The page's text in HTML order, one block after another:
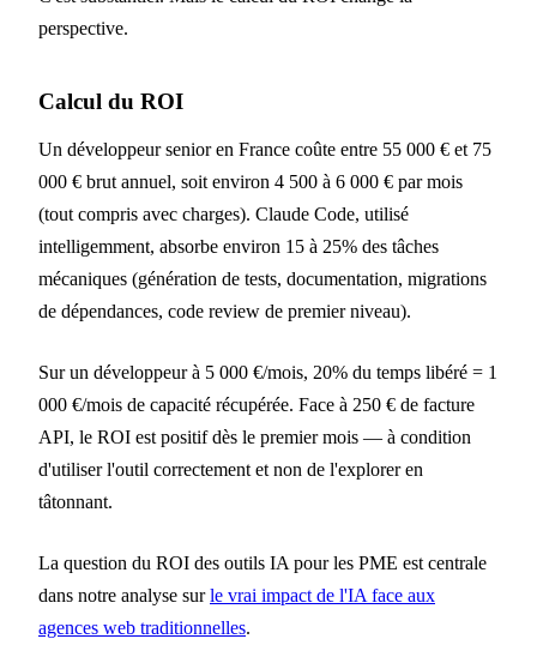
perspective.
Calcul du ROI
Un développeur senior en France coûte entre 55 000 € et 75
000 € brut annuel, soit environ 4 500 à 6 000 € par mois
(tout compris avec charges). Claude Code, utilisé
intelligemment, absorbe environ 15 à 25% des tâches
mécaniques (génération de tests, documentation, migrations
de dépendances, code review de premier niveau).
Sur un développeur à 5 000 €/mois, 20% du temps libéré = 1
000 €/mois de capacité récupérée. Face à 250 € de facture
API, le ROI est positif dès le premier mois — à condition
d'utiliser l'outil correctement et non de l'explorer en
tâtonnant.
La question du ROI des outils IA pour les PME est centrale
dans notre analyse surle vrai impact de l'IA face aux
agences web traditionnelles.